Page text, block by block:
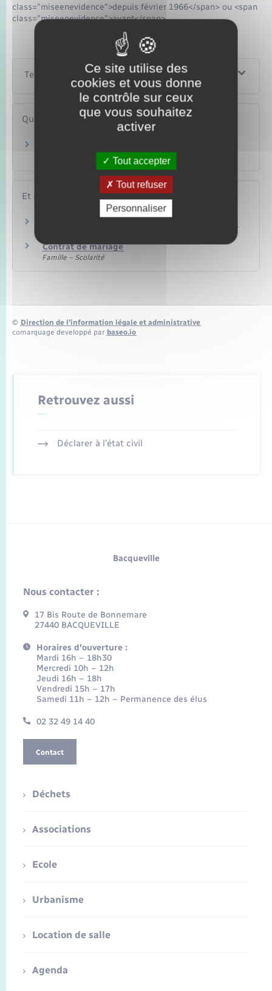
class="miseenevidence">depuis février 1966</span> ou <span
class="miseenevidence">avant</span>.
Textes de référence
Questions ? Réponses !
Et aussi
Contrat de mariage
Famille – Scolarité
© Direction de l’information légale et administrative
comarquage developpé par baseo.io
Retrouvez aussi
Déclarer à l’état civil
Bacqueville
Nous contacter :
17 Bis Route de Bonnemare
27440 BACQUEVILLE
Horaires d'ouverture :
Mardi 16h – 18h30
Mercredi 10h – 12h
Jeudi 16h – 18h
Vendredi 15h – 17h
Samedi 11h – 12h – Permanence des élus
02 32 49 14 40
Contact
Déchets
Associations
Ecole
Urbanisme
Location de salle
Agenda
Ce site utilise des
cookies et vous donne
le contrôle sur ceux
que vous souhaitez
activer
Tout accepter
Tout refuser
Personnaliser